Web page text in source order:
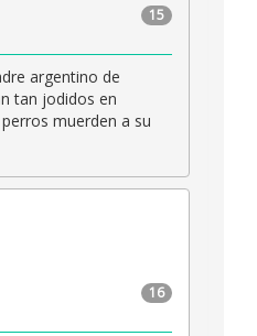
15
argentino de
tan jodidos en
muerden a su
16